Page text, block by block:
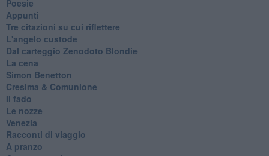
Poesie
Appunti
Tre citazioni su cui riflettere
L'angelo custode
Dal carteggio Zenodoto Blondie
La cena
Simon Benetton
Cresima & Comunione
Il fado
Le nozze
Venezia
Racconti di viaggio
A pranzo